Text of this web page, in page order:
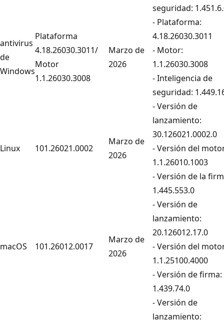
seguridad:
antivirus
de
Windows
Plataforma
4.18.26030.3011/
Motor
1.1.26030.3008
Marzo de
2026
- Plataforma:
4.18.26030.3011
- Motor:
1.1.26030.3008
- Inteligencia de
seguridad:
Linux 101.26021.0002
Marzo de
2026
- Versión de
lanzamiento:
30.126021.0002.0
- Versión del
1.1.26010.1003
- Versión de la
1.445.553.0
macOS 101.26012.0017
Marzo de
2026
- Versión de
lanzamiento:
20.126012.17.0
- Versión del
1.1.25100.4000
- Versión de firma:
1.439.74.0
- Versión de
lanzamiento: